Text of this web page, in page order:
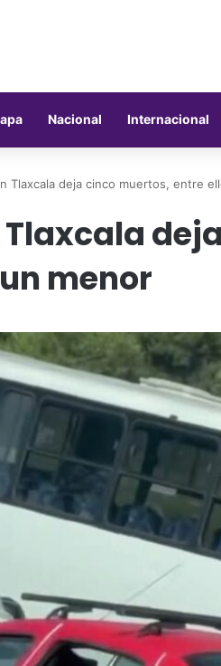
Nacional Internacional
Tlaxcala deja cinco muertos, entre
Tlaxcala
menor